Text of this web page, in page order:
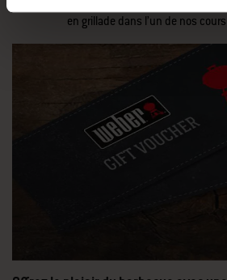
tous les fans de barbecue ou à s'offrir pour